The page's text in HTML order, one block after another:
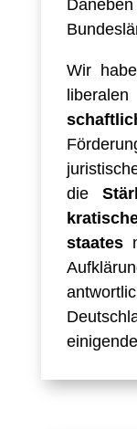
Wir
die
staates